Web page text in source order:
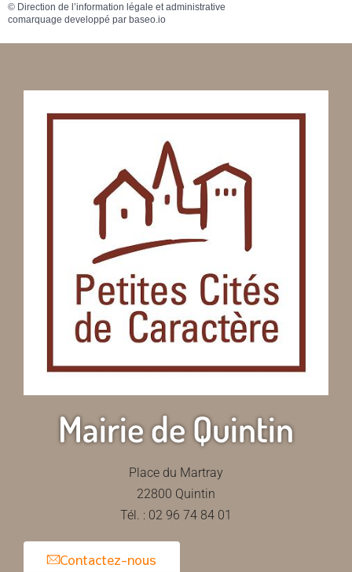
© Direction de l’information légale et administrative
comarquage developpé par baseo.io
Mairie de Quintin
Place du Martray
22800 Quintin
Tél. : 02 96 74 84 01
Contactez-nous